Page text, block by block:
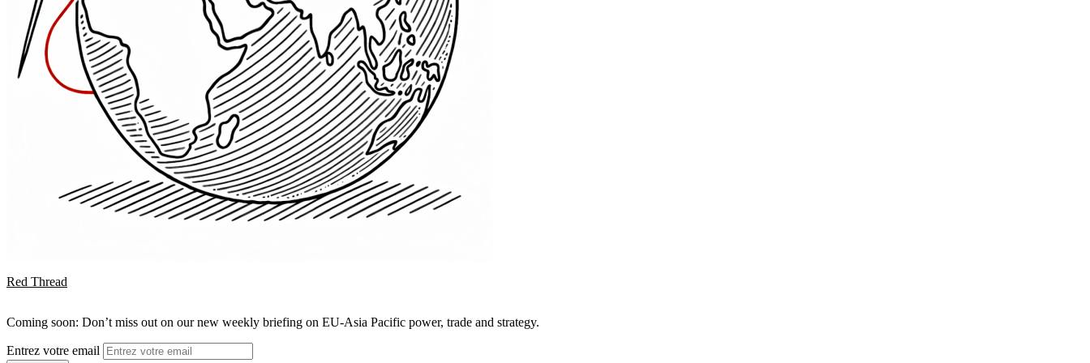
Red Thread
Coming soon: Don’t miss out on our new weekly briefing on EU-Asia Pacific power, trade and strategy.
Entrez votre email